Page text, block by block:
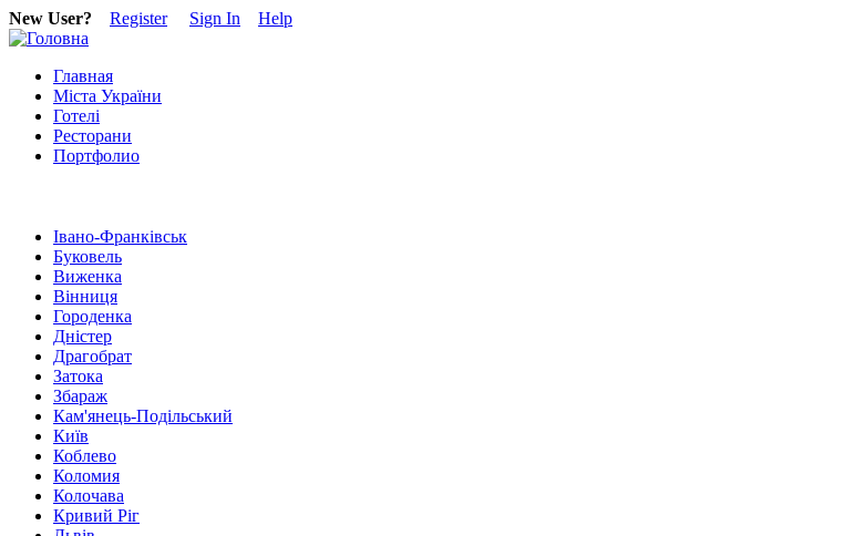
New User? Register Sign In Help
Главная
Міста України
Готелі
Ресторани
Портфолио
Івано-Франківськ
Буковель
Виженка
Вінниця
Городенка
Дністер
Драгобрат
Затока
Збараж
Кам'янець-Подільський
Київ
Коблево
Коломия
Колочава
Кривий Ріг